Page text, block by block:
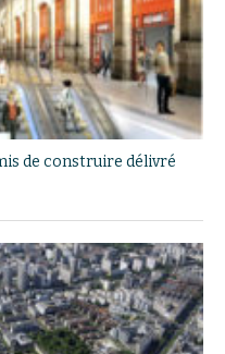
de construire délivré